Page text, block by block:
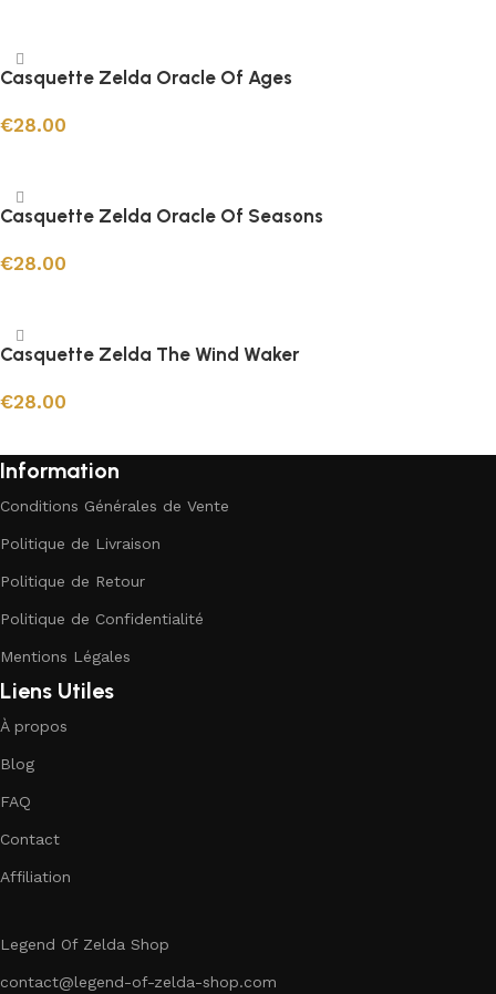
Casquette Zelda Oracle Of Ages
€28.00
Casquette Zelda Oracle Of Seasons
€28.00
Casquette Zelda The Wind Waker
€28.00
Information
Conditions Générales de Vente
Politique de Livraison
Politique de Retour
Politique de Confidentialité
Mentions Légales
Liens Utiles
À propos
Blog
FAQ
Contact
Affiliation
Legend Of Zelda Shop
contact@legend-of-zelda-shop.com